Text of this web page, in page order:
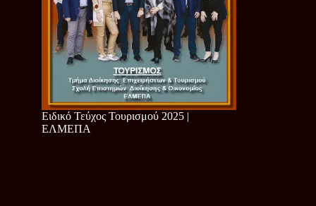
Ειδικό Τεύχος Τουρισμού 2025 |
ΕΛΜΕΠΑ